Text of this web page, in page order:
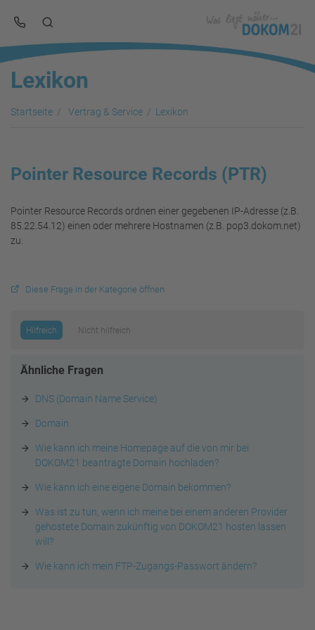
Lexikon
Startseite Vertrag & Service Lexikon
Pointer Resource Records (PTR)
Pointer Resource Records ordnen einer gegebenen IP-Adresse (z.B.
85.22.54.12) einen oder mehrere Hostnamen (z.B. pop3.dokom.net)
zu.
Diese Frage in der Kategorie öffnen
Hilfreich Nicht hilfreich
Ähnliche Fragen
DNS (Domain Name Service)
Domain
Wie kann ich meine Homepage auf die von mir bei
DOKOM21 beantragte Domain hochladen?
Wie kann ich eine eigene Domain bekommen?
Was ist zu tun, wenn ich meine bei einem anderen Provider
gehostete Domain zukünftig von DOKOM21 hosten lassen
will?
Wie kann ich mein FTP-Zugangs-Passwort ändern?